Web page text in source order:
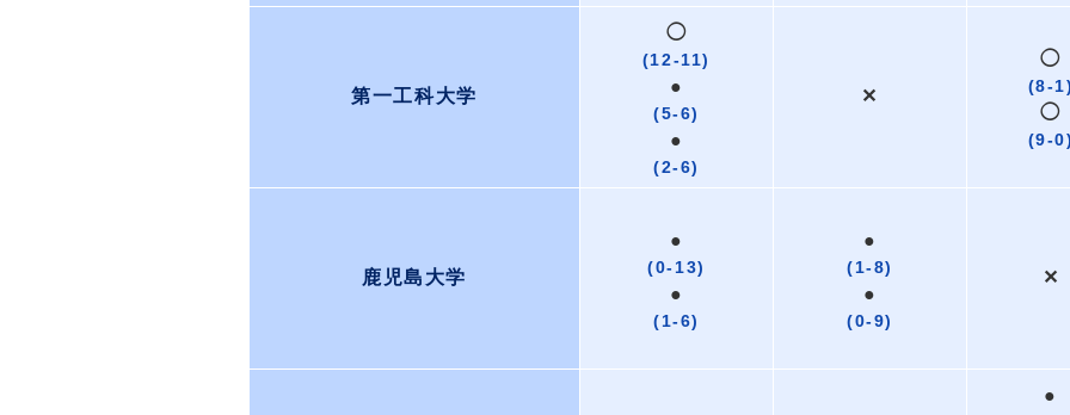
第一工科大学
◯
(12-11)
●
(5-6)
●
(2-6)
✕
◯
(8-
◯
(9-
鹿児島大学
●
(0-13)
●
(1-6)
●
(1-8)
●
(0-9)
✕
●